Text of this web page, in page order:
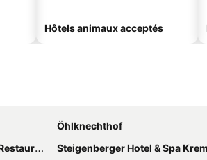
Hôtels animaux acceptés
Öhlknechthof
Steigenberger Hotel & Spa